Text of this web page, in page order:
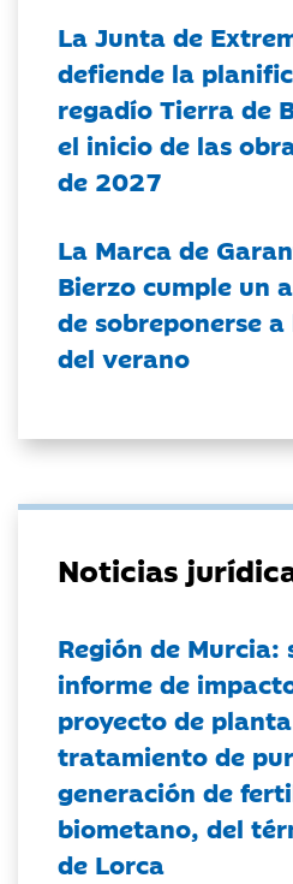
La Junta de
defiende la
regadío Tierra de
el inicio de las
de 2027
La Marca de
Bierzo cumple un
de sobreponerse
del verano
Noticias
Región de Murcia:
informe de
proyecto de
tratamiento de
generación de
biometano, del
de Lorca